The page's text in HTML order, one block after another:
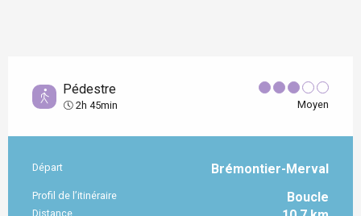
Pédestre
2h 45min Moyen
Informations pratiques
Départ Brémontier-Merval
Profil de l’itinéraire Boucle
Distance